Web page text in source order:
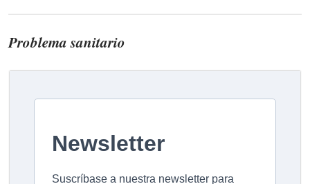
Problema sanitario